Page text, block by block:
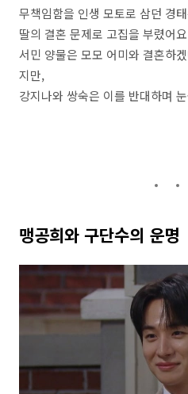
무책임함을 인생 모토로 삼던 경
딸의 결혼 문제로 고집을 부렸어
서민 양물은 모모 어미와 결혼하
지만,
강지나와 쌍숙은 이를 반대하며
맹공희와 구단수의 운명